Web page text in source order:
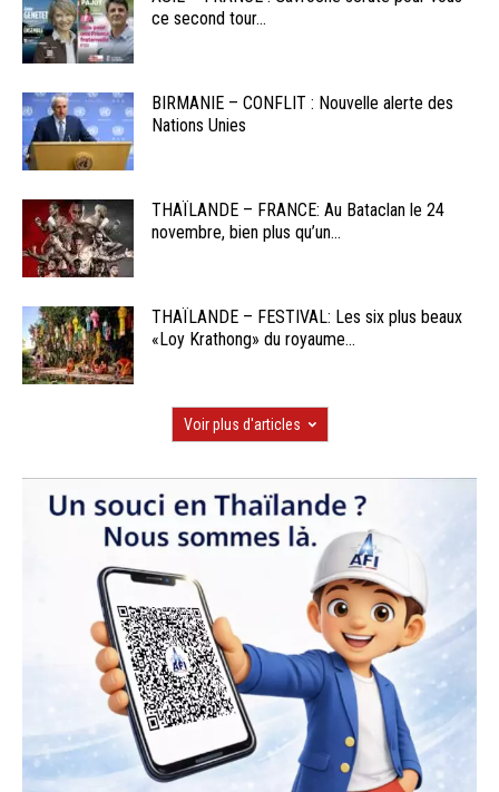
ce second tour...
BIRMANIE – CONFLIT : Nouvelle alerte des
Nations Unies
THAÏLANDE – FRANCE: Au Bataclan le 24
novembre, bien plus qu’un...
THAÏLANDE – FESTIVAL: Les six plus beaux
«Loy Krathong» du royaume...
Voir plus d'articles